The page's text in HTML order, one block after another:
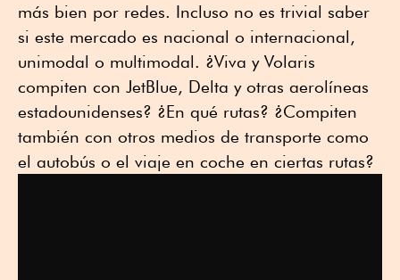
más bien por redes. Incluso no es trivial saber
si este mercado es nacional o internacional,
unimodal o multimodal. ¿Viva y Volaris
compiten con JetBlue, Delta y otras aerolíneas
estadounidenses? ¿En qué rutas? ¿Compiten
también con otros medios de transporte como
el autobús o el viaje en coche en ciertas rutas?